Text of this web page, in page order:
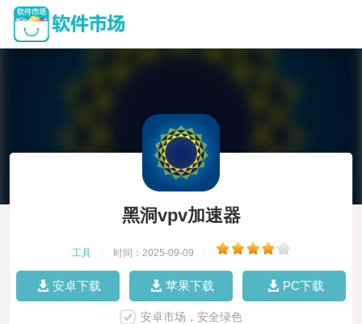
黑洞vpv加速器
工具 时间：2025-09-09
安卓下载 苹果下载 PC下载
安卓市场，安全绿色